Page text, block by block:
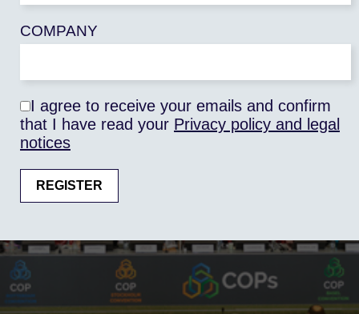
COMPANY
I agree to receive your emails and confirm
that I have read your Privacy policy and legal
notices